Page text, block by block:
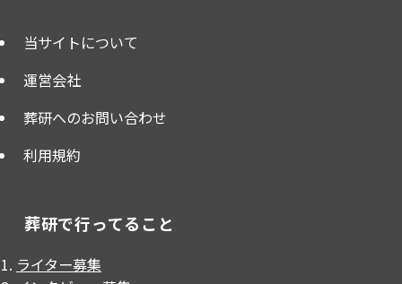
当サイトについて
運営会社
葬研へのお問い合わせ
利用規約
葬研で行ってること
ライター募集